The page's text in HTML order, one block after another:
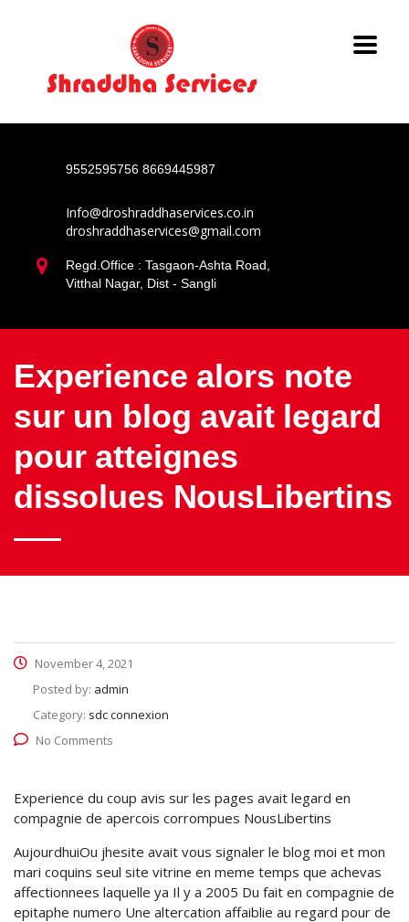
9552595756 8669445987
Info@droshraddhaservices.co.in
droshraddhaservices@gmail.com
Regd.Office : Tasgaon-Ashta Road,
Vitthal Nagar, Dist - Sangli
Experience alors note
sur un blog avait legard
pour atteignes
dissolues NousLibertins
November 4, 2021
Posted by: admin
Category: sdc connexion
No Comments
Experience du coup avis sur les pages avait legard en
compagnie de apercois corrompues NousLibertins
AujourdhuiOu jhesite avait vous signaler le blog moi et mon
mari coquins seul site vitrine en meme temps que achevas
affectionnees laquelle ya Il y a 2005 Du fait en compagnie de
epitaphe numero Une altercation affaiblie au regard pour de